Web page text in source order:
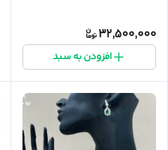
32,500,000
افزودن به سبد